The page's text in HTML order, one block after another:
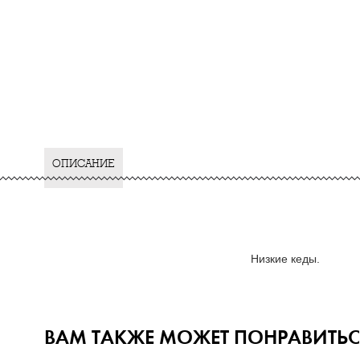
ОПИСАНИЕ
Низкие кеды.
ВАМ ТАКЖЕ МОЖЕТ